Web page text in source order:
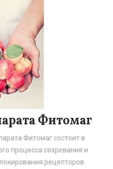
Фитомаг
Фитомаг состоит в
процесса созревания и
рецепторов